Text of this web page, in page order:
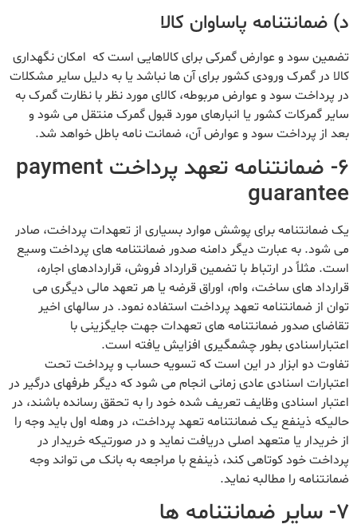
د) ضمانتنامه پاساوان کالا
تضمین سود و عوارض گمرکی برای کالاهایی است که امکان نگهداری
کالا در گمرک ورودی کشور برای آن ها نباشد یا به دلیل سایر مشکلات
در پرداخت سود و عوارض مربوطه، کالای مورد نظر با نظارت گمرک به
سایر گمرکات کشور یا انبارهای مورد قبول گمرک منتقل می شود و
بعد از پرداخت سود و عوارض آن، ضمانت نامه باطل خواهد شد.
۶- ضمانتنامه تعهد پرداخت payment
guarantee
یک ضمانتنامه برای پوشش موارد بسیاری از تعهدات پرداخت، صادر
می شود. به عبارت دیگر دامنه صدور ضمانتنامه های پرداخت وسیع
است. مثلاً در ارتباط با تضمین قرارداد فروش، قراردادهای اجاره،
قرارداد های ساخت، وام، اوراق قرضه یا هر تعهد مالی دیگری می
توان از ضمانتنامه تعهد پرداخت استفاده نمود. در سالهای اخیر
تقاضای صدور ضمانتنامه های تعهدات جهت جایگزینی با
اعتباراسنادی بطور چشمگیری افزایش یافته است.
تفاوت دو ابزار در این است که تسویه حساب و پرداخت تحت
اعتبارات اسنادی عادی زمانی انجام می شود که دیگر طرفهای درگیر در
اعتبار اسنادی وظایف تعریف شده خود را به تحقق رسانده باشند، در
حالیکه ذینفع یک ضمانتنامه تعهد پرداخت، در وهله اول باید وجه را
از خریدار یا متعهد اصلی دریافت نماید و در صورتیکه خریدار در
پرداخت خود کوتاهی کند، ذینفع با مراجعه به بانک می تواند وجه
ضمانتنامه را مطالبه نماید.
۷- سایر ضمانتنامه ها